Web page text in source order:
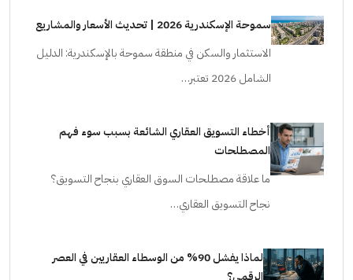
سموحة الإسكندرية 2026 | تحديث الأسعار والمشاريع
الاستثمار والسكن في منطقة سموحة بالإسكندرية: الدليل
الشامل 2026 تعتبر…
أخطاء التسويق العقاري الشائعة بسبب سوء فهم
المصطلحات
ما علاقة مصطلحات السوق العقاري بنجاح التسويق؟
نجاح التسويق العقاري…
لماذا يفشل 90% من الوسطاء العقاريين في العصر
الرقمي؟